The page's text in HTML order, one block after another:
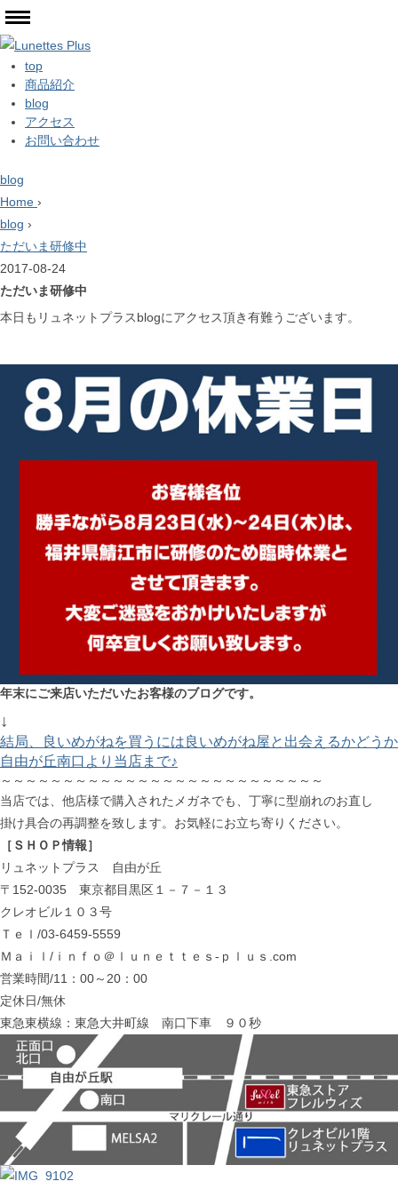
top
商品紹介
blog
アクセス
お問い合わせ
blog
Home ›
blog ›
ただいま研修中
2017-08-24
ただいま研修中
本日もリュネットプラスblogにアクセス頂き有難うございます。
年末にご来店いただいたお客様のブログです。
↓
結局、良いめがねを買うには良いめがね屋と出会えるかどうか
自由が丘南口より当店まで♪
～～～～～～～～～～～～～～～～～～～～～～～～～～
当店では、他店様で購入されたメガネでも、丁寧に型崩れのお直し
掛け具合の再調整を致します。お気軽にお立ち寄りください。
［ＳＨＯＰ情報］
リュネットプラス 自由が丘
〒152-0035 東京都目黒区１－７－１３
クレオビル１０３号
Ｔｅｌ/03-6459-5559
Ｍａｉｌ/ｉｎｆｏ＠ｌｕｎｅｔｔｅｓ-ｐｌｕｓ.com
営業時間/11：00～20：00
定休日/無休
東急東横線：東急大井町線 南口下車 ９０秒